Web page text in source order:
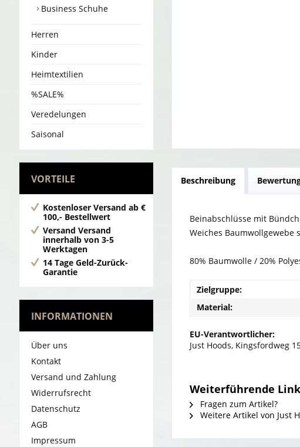
Business Schuhe
Herren
Kinder
Heimtextilien
%SALE%
Veredelungen
Saisonal
VORTEILE
Kostenloser Versand ab €
100,- Bestellwert
Versand Versand
innerhalb von 3-5
Werktagen
14 Tage Geld-Zurück-
Garantie
INFORMATIONEN
Über uns
Kontakt
Versand und Zahlung
Widerrufsrecht
Datenschutz
AGB
Impressum
Beschreibung
Beinabschlüsse mit
Weiches
80% Baumwolle / 20%
Zielgruppe:
Material:
EU-Verantwortlicher:
Just Hoods, Kingsfordweg
Weiterführende
Fragen zum Artikel?
Weitere Artikel von Just